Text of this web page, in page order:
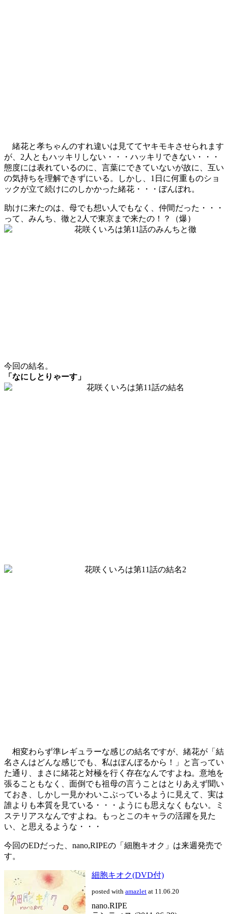
緒花と孝ちゃんのすれ違いは見ててヤキモキさせられます
が、2人ともハッキリしない・・・ハッキリできない・・・
態度には表れているのに、言葉にできていないが故に、互い
の気持ちを理解できずにいる。しかし、1日に何重ものショ
ックが立て続けにのしかかった緒花・・・ぼんぼれ。
助けに来たのは、母でも想い人でもなく、仲間だった・・・
って、みんち、徹と2人で東京まで来たの！？（爆）
今回の結名。
「なにしとりゃーす」
相変わらず準レギュラーな感じの結名ですが、緒花が「結
名さんはどんな感じでも、私はぼんぼるから！」と言ってい
た通り、まさに緒花と対極を行く存在なんですよね。意地を
張ることもなく、面倒でも祖母の言うことはとりあえず聞い
ておき、しかし一見かわいこぶっているように見えて、実は
誰よりも本質を見ている・・・ようにも思えなくもない。ミ
ステリアスなんですよね。もっとこのキャラの活躍を見た
い、と思えるような・・・
今回のEDだった、nano,RIPEの「細胞キオク」は来週発売で
す。
細胞キオク(DVD付)
posted with amazlet at 11.06.20
nano.RIPE